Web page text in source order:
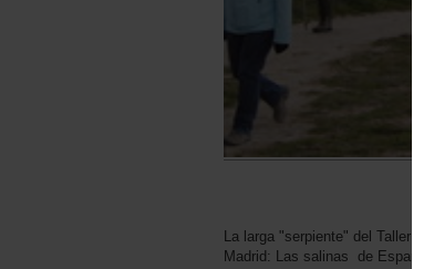
La larga "serpiente" del Taller
Madrid: Las salinas de